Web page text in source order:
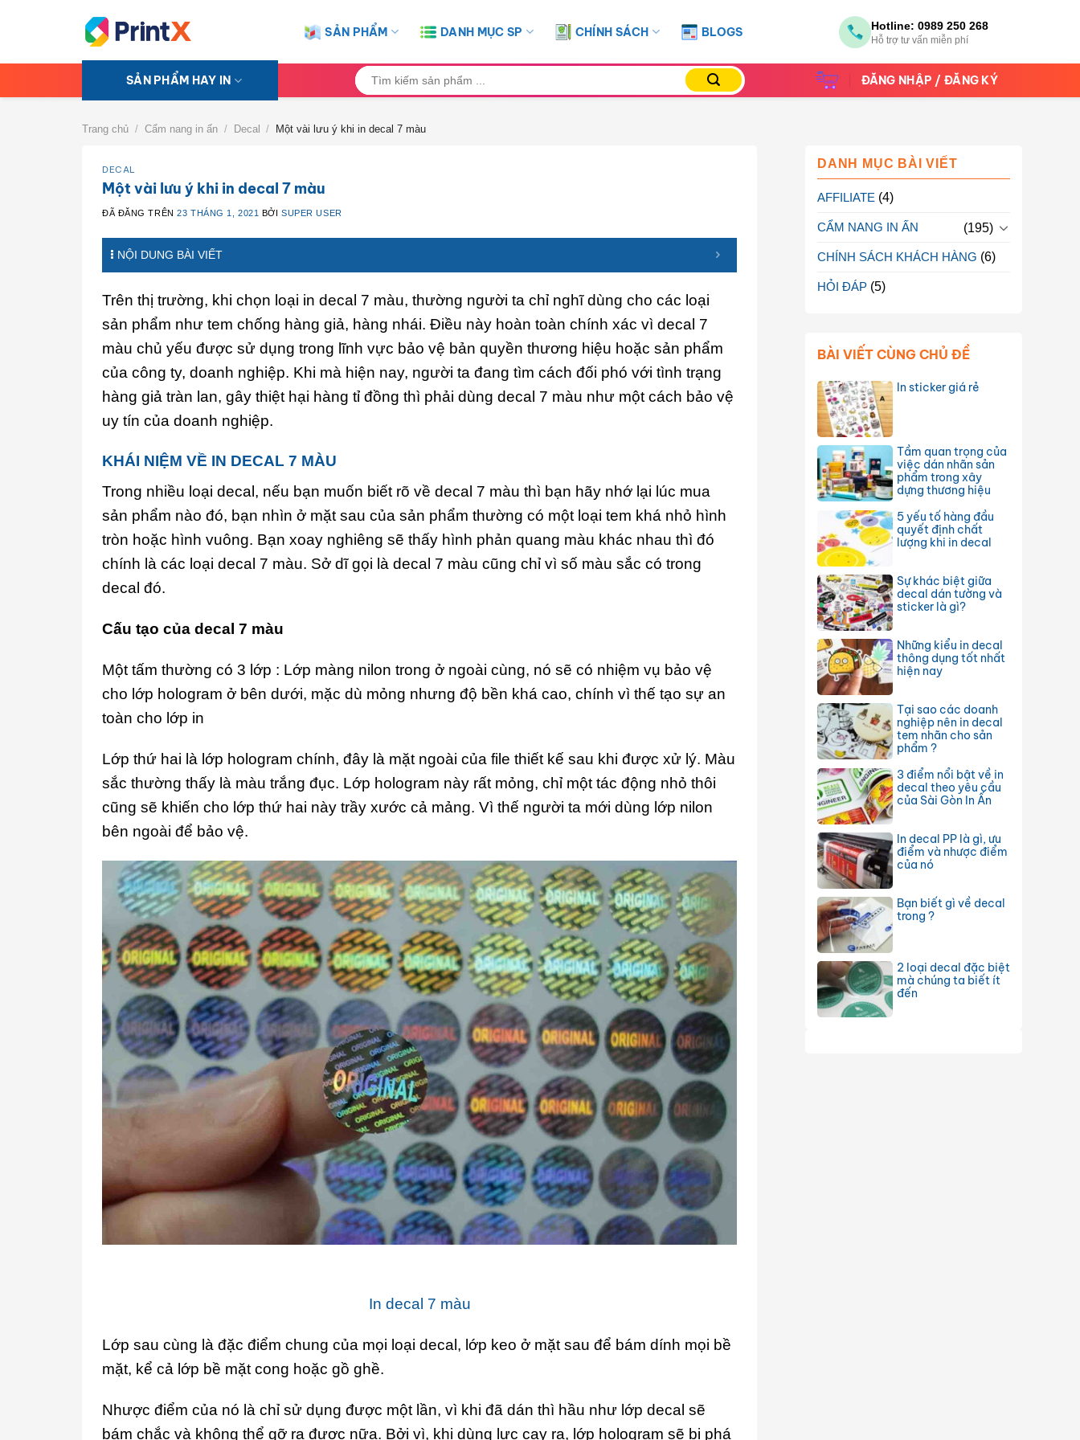
SẢN PHẨM DANH MỤC SP CHÍNH SÁCH BLOGS Hotline: 0989 250 268
Hỗ trợ tư vấn miễn phí
SẢN PHẨM HAY IN
Tìm
kiếm:
ĐĂNG NHẬP / ĐĂNG KÝ
Trang chủ / Cẩm nang in ấn / Decal / Một vài lưu ý khi in decal 7 màu
DECAL
Một vài lưu ý khi in decal 7 màu
ĐÃ ĐĂNG TRÊN23 THÁNG 1, 2021 BỞISUPER USER
NỘI DUNG BÀI VIẾT
Trên thị trường, khi chọn loại in decal 7 màu, thường người ta chỉ nghĩ dùng cho các loại
sản phẩm như tem chống hàng giả, hàng nhái. Điều này hoàn toàn chính xác vì decal 7
màu chủ yếu được sử dụng trong lĩnh vực bảo vệ bản quyền thương hiệu hoặc sản phẩm
của công ty, doanh nghiệp. Khi mà hiện nay, người ta đang tìm cách đối phó với tình trạng
hàng giả tràn lan, gây thiệt hại hàng tỉ đồng thì phải dùng decal 7 màu như một cách bảo vệ
uy tín của doanh nghiệp.
KHÁI NIỆM VỀ IN DECAL 7 MÀU
Trong nhiều loại decal, nếu bạn muốn biết rõ về decal 7 màu thì bạn hãy nhớ lại lúc mua
sản phẩm nào đó, bạn nhìn ở mặt sau của sản phẩm thường có một loại tem khá nhỏ hình
tròn hoặc hình vuông. Bạn xoay nghiêng sẽ thấy hình phản quang màu khác nhau thì đó
chính là các loại decal 7 màu. Sở dĩ gọi là decal 7 màu cũng chỉ vì số màu sắc có trong
decal đó.
Cấu tạo của decal 7 màu
Một tấm thường có 3 lớp : Lớp màng nilon trong ở ngoài cùng, nó sẽ có nhiệm vụ bảo vệ
cho lớp hologram ở bên dưới, mặc dù mỏng nhưng độ bền khá cao, chính vì thế tạo sự an
toàn cho lớp in
Lớp thứ hai là lớp hologram chính, đây là mặt ngoài của file thiết kế sau khi được xử lý. Màu
sắc thường thấy là màu trắng đục. Lớp hologram này rất mỏng, chỉ một tác động nhỏ thôi
cũng sẽ khiến cho lớp thứ hai này trầy xước cả mảng. Vì thế người ta mới dùng lớp nilon
bên ngoài để bảo vệ.
In decal 7 màu
Lớp sau cùng là đặc điểm chung của mọi loại decal, lớp keo ở mặt sau để bám dính mọi bề
mặt, kể cả lớp bề mặt cong hoặc gồ ghề.
Nhược điểm của nó là chỉ sử dụng được một lần, vì khi đã dán thì hầu như lớp decal sẽ
bám chắc và không thể gỡ ra được nữa. Bởi vì, khi dùng lực cạy ra, lớp hologram sẽ bị phá
DANH MỤC BÀI VIẾT
AFFILIATE (4)
CẨM NANG IN ẤN (195)
CHÍNH SÁCH KHÁCH HÀNG (6)
HỎI ĐÁP (5)
BÀI VIẾT CÙNG CHỦ ĐỀ
In sticker giá rẻ
Tầm quan trọng của
việc dán nhãn sản
phẩm trong xây
dựng thương hiệu
5 yếu tố hàng đầu
quyết định chất
lượng khi in decal
Sự khác biệt giữa
decal dán tường và
sticker là gì?
Những kiểu in decal
thông dụng tốt nhất
hiện nay
Tại sao các doanh
nghiệp nên in decal
tem nhãn cho sản
phẩm ?
3 điểm nổi bật về in
decal theo yêu cầu
của Sài Gòn In Ấn
In decal PP là gì, ưu
điểm và nhược điểm
của nó
Bạn biết gì về decal
trong ?
2 loại decal đặc biệt
mà chúng ta biết ít
đến